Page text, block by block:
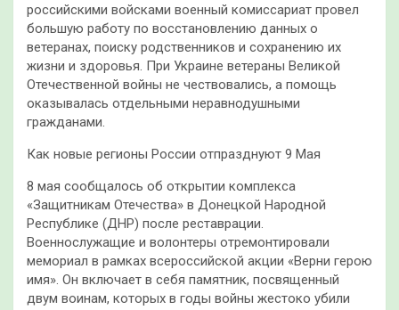
российскими войсками военный комиссариат провел
большую работу по восстановлению данных о
ветеранах, поиску родственников и сохранению их
жизни и здоровья. При Украине ветераны Великой
Отечественной войны не чествовались, а помощь
оказывалась отдельными неравнодушными
гражданами.
Как новые регионы России отпразднуют 9 Мая
8 мая сообщалось об открытии комплекса
«Защитникам Отечества» в Донецкой Народной
Республике (ДНР) после реставрации.
Военнослужащие и волонтеры отремонтировали
мемориал в рамках всероссийской акции «Верни герою
имя». Он включает в себя памятник, посвященный
двум воинам, которых в годы войны жестоко убили